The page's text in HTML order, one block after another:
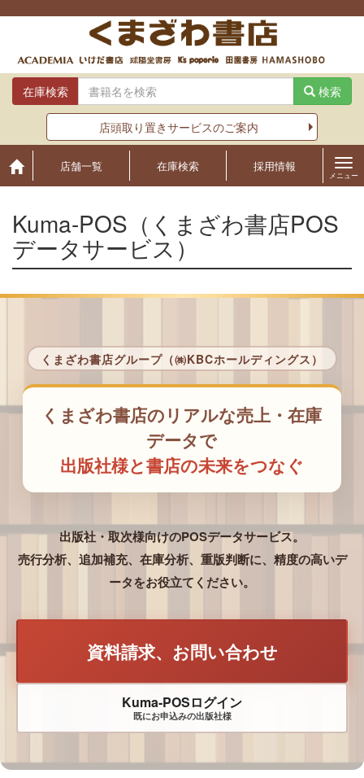
在庫検索 検索
店頭取り置きサービスのご案内
店舗一覧 在庫検索 採用情報
メニュー
Kuma-POS（くまざわ書店POS
データサービス）
くまざわ書店グループ（㈱KBCホールディングス）
くまざわ書店のリアルな売上・在庫
データで
出版社様と書店の未来をつなぐ
出版社・取次様向けのPOSデータサービス。
売行分析、追加補充、在庫分析、重版判断に、精度の高いデ
ータをお役立てください。
資料請求、お問い合わせ
Kuma-POSログイン
既にお申込みの出版社様